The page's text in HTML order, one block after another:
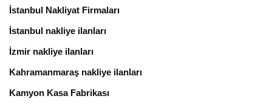
İstanbul Nakliyat Firmaları
İstanbul nakliye ilanları
İzmir nakliye ilanları
Kahramanmaraş nakliye ilanları
Kamyon Kasa Fabrikası